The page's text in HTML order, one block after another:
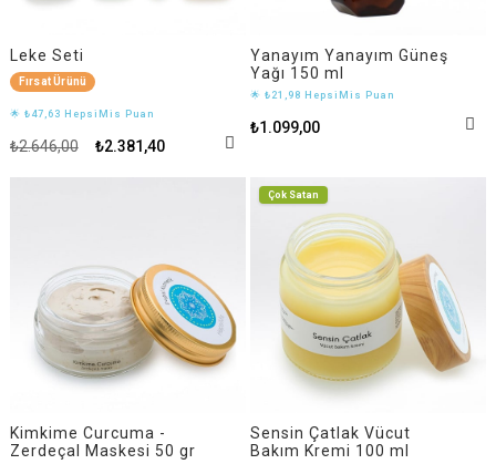
Leke Seti
Fırsat Ürünü
🌟 ₺47,63 HepsiMis Puan
₺2.381,40
₺2.646,00
Yanayım Yanayım Güneş
Yağı 150 ml
🌟 ₺21,98 HepsiMis Puan
₺1.099,00
Kimkime Curcuma -
Zerdeçal Maskesi 50 gr
Sensin Çatlak Vücut
Bakım Kremi 100 ml
Çok Satan